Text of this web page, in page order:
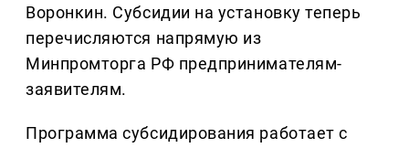
Воронкин. Субсидии на установку теперь
перечисляются напрямую из
Минпромторга РФ предпринимателям-
заявителям.
Программа субсидирования работает с